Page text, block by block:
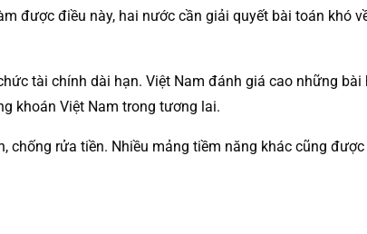
được điều này, hai nước cần giải quyết bài toán khó
tài chính dài hạn. Việt Nam đánh giá cao những bài
khoán Việt Nam trong tương lai.
chống rửa tiền. Nhiều mảng tiềm năng khác cũng